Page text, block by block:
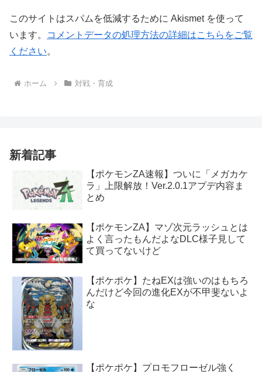
このサイトはスパムを低減するために Akismet を使って
います。
コメントデータの処理方法の詳細はこちらをご覧
ください。
ホーム 対戦・育成
新着記事
【ポケモンZA速報】ついに「メガカケ
ラ」上限解放！Ver.2.0.1アプデ内容ま
とめ
【ポケモンZA】マゾ次元ラッシュとは
よく言ったもんだよなDLC様子見して
て買ってないけど
【ポケポケ】たねEXは強いのはもちろ
んだけど今回の進化EXが不甲斐ないよ
な
【ポケポケ】プロモフローゼル強く